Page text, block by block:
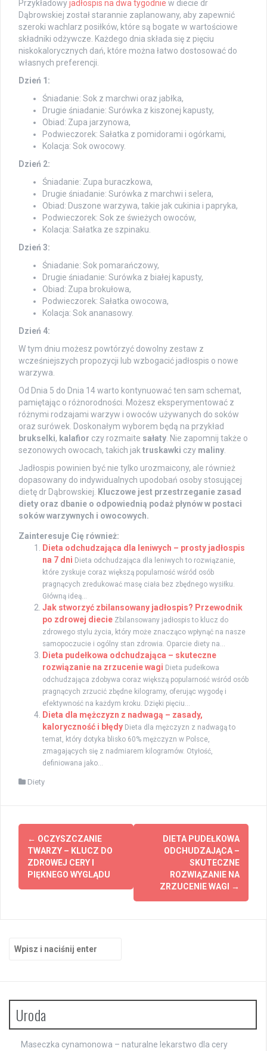
Przykładowyjadłospis na dwa tygodnie w diecie dr
Dąbrowskiej został starannie zaplanowany, aby zapewnić
szeroki wachlarz posiłków, które są bogate w wartościowe
składniki odżywcze. Każdego dnia składa się z pięciu
niskokalorycznych dań, które można łatwo dostosować do
własnych preferencji.
Dzień 1:
Śniadanie: Sok z marchwi oraz jabłka,
Drugie śniadanie: Surówka z kiszonej kapusty,
Obiad: Zupa jarzynowa,
Podwieczorek: Sałatka z pomidorami i ogórkami,
Kolacja: Sok owocowy.
Dzień 2:
Śniadanie: Zupa buraczkowa,
Drugie śniadanie: Surówka z marchwi i selera,
Obiad: Duszone warzywa, takie jak cukinia i papryka,
Podwieczorek: Sok ze świeżych owoców,
Kolacja: Sałatka ze szpinaku.
Dzień 3:
Śniadanie: Sok pomarańczowy,
Drugie śniadanie: Surówka z białej kapusty,
Obiad: Zupa brokułowa,
Podwieczorek: Sałatka owocowa,
Kolacja: Sok ananasowy.
Dzień 4:
W tym dniu możesz powtórzyć dowolny zestaw z
wcześniejszych propozycji lub wzbogacić jadłospis o nowe
warzywa.
Od Dnia 5 do Dnia 14 warto kontynuować ten sam schemat,
pamiętając o różnorodności. Możesz eksperymentować z
różnymi rodzajami warzyw i owoców używanych do soków
oraz surówek. Doskonałym wyborem będą na przykład
brukselki, kalafior czy rozmaite sałaty. Nie zapomnij także o
sezonowych owocach, takich jaktruskawki czy maliny.
Jadłospis powinien być nie tylko urozmaicony, ale również
dopasowany do indywidualnych upodobań osoby stosującej
dietę dr Dąbrowskiej. Kluczowe jest przestrzeganie zasad
diety oraz dbanie o odpowiednią podaż płynów w postaci
soków warzywnych i owocowych.
Zainteresuje Cię również:
Dieta odchudzająca dla leniwych – prosty jadłospis
na 7 dni Dieta odchudzająca dla leniwych to rozwiązanie,
które zyskuje coraz większą popularność wśród osób
pragnących zredukować masę ciała bez zbędnego wysiłku.
Główną ideą...
Jak stworzyć zbilansowany jadłospis? Przewodnik
po zdrowej diecie Zbilansowany jadłospis to klucz do
zdrowego stylu życia, który może znacząco wpłynąć na nasze
samopoczucie i ogólny stan zdrowia. Oparcie diety na...
Dieta pudełkowa odchudzająca – skuteczne
rozwiązanie na zrzucenie wagi Dieta pudełkowa
odchudzająca zdobywa coraz większą popularność wśród osób
pragnących zrzucić zbędne kilogramy, oferując wygodę i
efektywność na każdym kroku. Dzięki pięciu...
Dieta dla mężczyzn z nadwagą – zasady,
kaloryczność i błędy Dieta dla mężczyzn z nadwagą to
temat, który dotyka blisko 60% mężczyzn w Polsce,
zmagających się z nadmiarem kilogramów. Otyłość,
definiowana jako...
Diety
Zobacz
wpisy
← OCZYSZCZANIE
TWARZY – KLUCZ DO
ZDROWEJ CERY I
PIĘKNEGO WYGLĄDU
DIETA PUDEŁKOWA
ODCHUDZAJĄCA –
SKUTECZNE
ROZWIĄZANIE NA
ZRZUCENIE WAGI
→
Szukaj:
Uroda
Maseczka cynamonowa – naturalne lekarstwo dla cery